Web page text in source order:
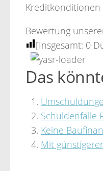
Kreditkonditionen
Bewertung
[Insgesamt: 0
Das
Schuldenfalle
Keine
Mit